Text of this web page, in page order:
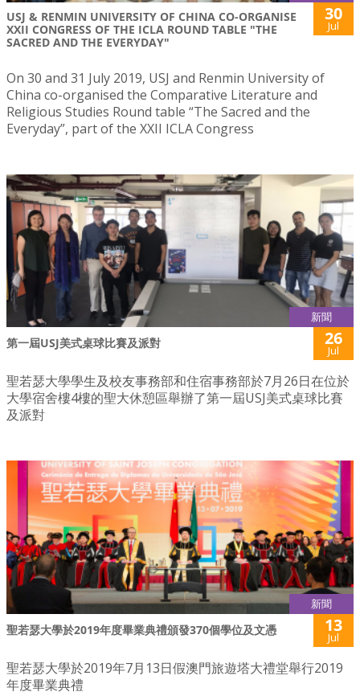
USJ & RENMIN UNIVERSITY OF CHINA CO-ORGANISE
XXII CONGRESS OF THE ICLA ROUND TABLE "THE
SACRED AND THE EVERYDAY"
30
Jul
On 30 and 31 July 2019, USJ and Renmin University of
China co-organised the Comparative Literature and
Religious Studies Round table “The Sacred and the
Everyday”, part of the XXII ICLA Congress
新聞
第一屆USJ美式桌球比賽及派對 26
Jul
聖若瑟大學學生及校友事務部和住宿事務部於7月26日在位於
大學宿舍樓4樓的聖大休憩區舉辦了第一屆USJ美式桌球比賽
及派對
新聞
聖若瑟大學於2019年度畢業典禮頒發370個學位及文憑 13
Jul
聖若瑟大學於2019年7月13日假澳門旅遊塔大禮堂舉行2019
年度畢業典禮